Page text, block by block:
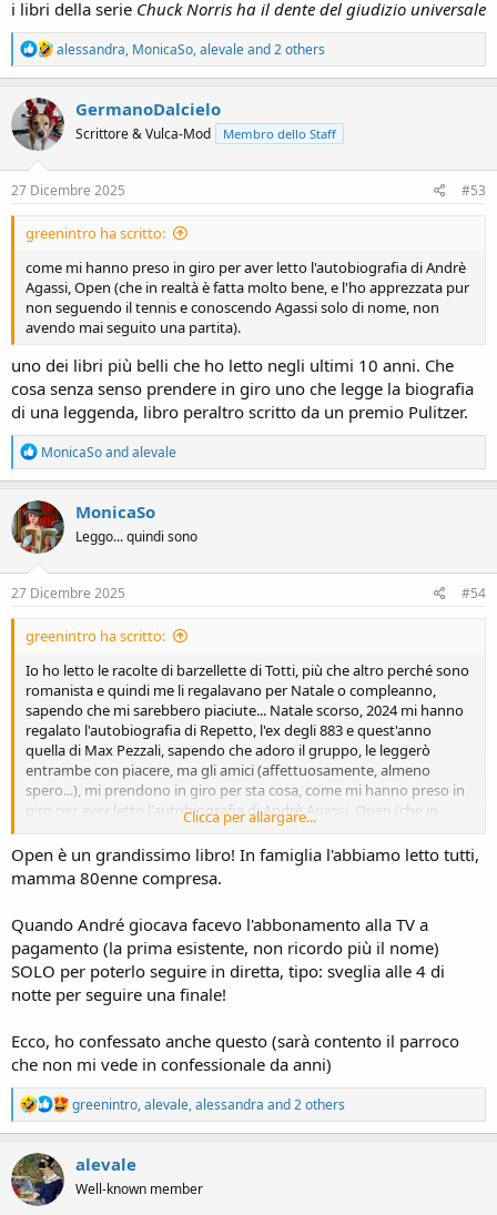
i libri della serie Chuck Norris ha il dente del giudizio universale
R
e
a
c
t
i
n
s
alessandra, MonicaSo,alevaleand 2 others
GermanoDalcielo
Scrittore & Vulca-Mod Membro dello Staff
27 Dicembre 2025 #53
greenintro ha scritto:
come mi hanno preso in giro per aver letto l'autobiografia di Andrè
Agassi, Open (che in realtà è fatta molto bene, e l'ho apprezzata pur
non seguendo il tennis e conoscendo Agassi solo di nome, non
avendo mai seguito una partita).
uno dei libri più belli che ho letto negli ultimi 10 anni. Che
cosa senza senso prendere in giro uno che legge la biografia
di una leggenda, libro peraltro scritto da un premio Pulitzer.
R
e
a
c
t
i
o
n
s
MonicaSoandalevale
MonicaSo
Leggo... quindi sono
27 Dicembre 2025 #54
greenintro ha scritto:
Io ho letto le racolte di barzellette di Totti, più che altro perché sono
romanista e quindi me li regalavano per Natale o compleanno,
sapendo che mi sarebbero piaciute... Natale scorso, 2024 mi hanno
regalato l'autobiografia di Repetto, l'ex degli 883 e quest'anno
quella di Max Pezzali, sapendo che adoro il gruppo, le leggerò
entrambe con piacere, ma gli amici (affettuosamente, almeno
spero...), mi prendono in giro per sta cosa, come mi hanno preso in
giro per aver letto l'autobiografia di Andrè Agassi, Open (che in
realtà è fatta molto bene, e l'ho apprezzata pur non seguendo il
tennis e conoscendo Agassi solo di nome, non avendo mai seguito
una partita).
Clicca per allargare...
Open è un grandissimo libro! In famiglia l'abbiamo letto tutti,
mamma 80enne compresa.
Quando André giocava facevo l'abbonamento alla TV a
pagamento (la prima esistente, non ricordo più il nome)
SOLO per poterlo seguire in diretta, tipo: sveglia alle 4 di
notte per seguire una finale!
Ecco, ho confessato anche questo (sarà contento il parroco
che non mi vede in confessionale da anni)
R
e
a
greenintro,alevale,alessandra and 2 others
alevale
Well-known member